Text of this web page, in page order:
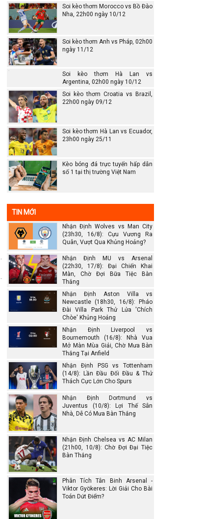
Soi kèo thơm Morocco vs Bồ Đào
Nha, 22h00 ngày 10/12
Soi kèo thơm Anh vs Pháp, 02h00
ngày 11/12
Soi kèo thơm Hà Lan vs
Argentina, 02h00 ngày 10/12
Soi kèo thơm Croatia vs Brazil,
22h00 ngày 09/12
Soi kèo thơm Hà Lan vs Ecuador,
23h00 ngày 25/11
Kèo bóng đá trực tuyến hấp dẫn
số 1 tại thị trường Việt Nam
TIN MỚI
Nhận Định Wolves vs Man City
(23h30, 16/8): Cựu Vương Ra
Quân, Vượt Qua Khủng Hoảng?
Nhận Định MU vs Arsenal
(22h30, 17/8): Đại Chiến Khai
Màn, Chờ Đợi Bữa Tiệc Bàn
Thắng
Nhận Định Aston Villa vs
Newcastle (18h30, 16/8): Pháo
Đài Villa Park Thử Lửa 'Chích
Chòe' Khủng Hoảng
Nhận Định Liverpool vs
Bournemouth (16/8): Nhà Vua
Mở Màn Mùa Giải, Chờ Mưa Bàn
Thắng Tại Anfield
Nhận Định PSG vs Tottenham
(14/8): Lần Đầu Đối Đầu & Thử
Thách Cực Lớn Cho Spurs
Nhận Định Dortmund vs
Juventus (10/8): Lợi Thế Sân
Nhà, Dễ Có Mưa Bàn Thắng
Nhận Định Chelsea vs AC Milan
(21h00, 10/8): Chờ Đợi Đại Tiệc
Bàn Thắng
Phân Tích Tân Binh Arsenal -
Viktor Gyökeres: Lời Giải Cho Bài
Toán Dứt Điểm?